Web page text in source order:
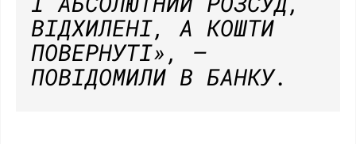
ВІДХИЛЕНІ, А КОШТИ
ПОВЕРНУТІ»,
–
ПОВІДОМИЛИ В БАНКУ.